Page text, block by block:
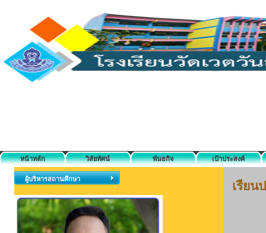
หน้าหลัก วิสัยทัศน์ พันธกิจ เป้าประสงค์
ผู้บริหารสถานศึกษา เรียน